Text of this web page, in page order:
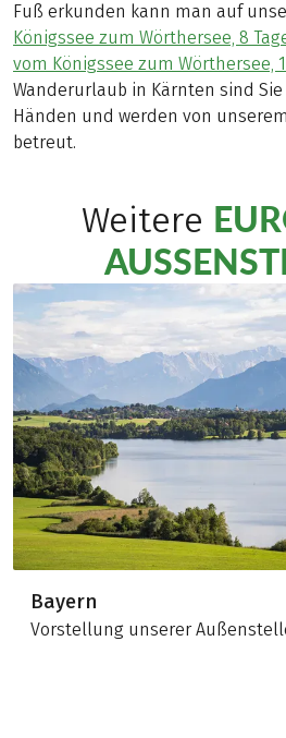
Fuß erkunden kann man auf
Königssee zum Wörthersee, 8
vom Königssee zum Wörthersee,
Wanderurlaub in Kärnten sind
Händen und werden von unserem
betreut.
Weitere
Bayern
Vorstellung unserer